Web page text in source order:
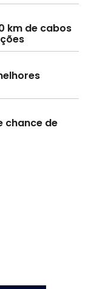
km de cabos
chance de